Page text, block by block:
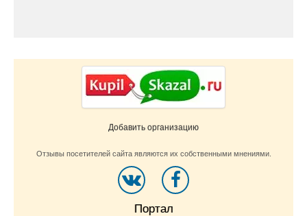
Добавить организацию
Отзывы посетителей сайта являются их собственными мнениями.
Портал